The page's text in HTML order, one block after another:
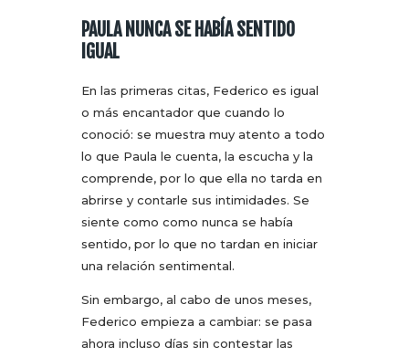
PAULA NUNCA SE HABÍA SENTIDO
IGUAL
En las primeras citas, Federico es igual
o más encantador que cuando lo
conoció: se muestra muy atento a todo
lo que Paula le cuenta, la escucha y la
comprende, por lo que ella no tarda en
abrirse y contarle sus intimidades. Se
siente como como nunca se había
sentido, por lo que no tardan en iniciar
una relación sentimental.
Sin embargo, al cabo de unos meses,
Federico empieza a cambiar: se pasa
ahora incluso días sin contestar las